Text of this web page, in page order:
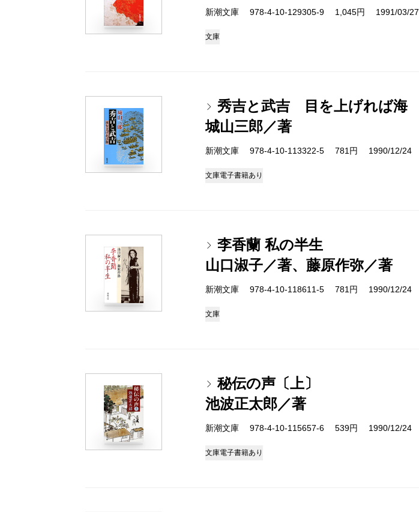
新潮文庫 978-4-10-129305-9 1,045円 1991/03/27
文庫
秀吉と武吉 目を上げれば海
城山三郎／著
新潮文庫 978-4-10-113322-5 781円 1990/12/24
文庫電子書籍あり
李香蘭 私の半生
山口淑子／著、藤原作弥／著
新潮文庫 978-4-10-118611-5 781円 1990/12/24
文庫
秘伝の声〔上〕
池波正太郎／著
新潮文庫 978-4-10-115657-6 539円 1990/12/24
文庫電子書籍あり